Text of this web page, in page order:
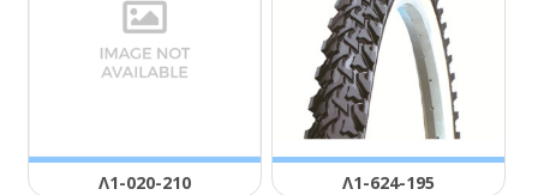
Λ1-020-210 Λ1-624-195